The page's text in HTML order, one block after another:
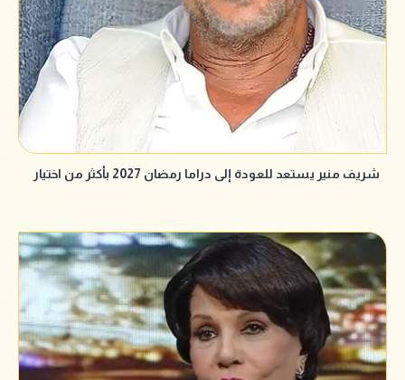
شريف منير يستعد للعودة إلى دراما رمضان 2027 بأكثر من اختيار